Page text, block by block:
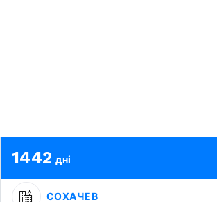
1442 дні
СОХАЧЕВ